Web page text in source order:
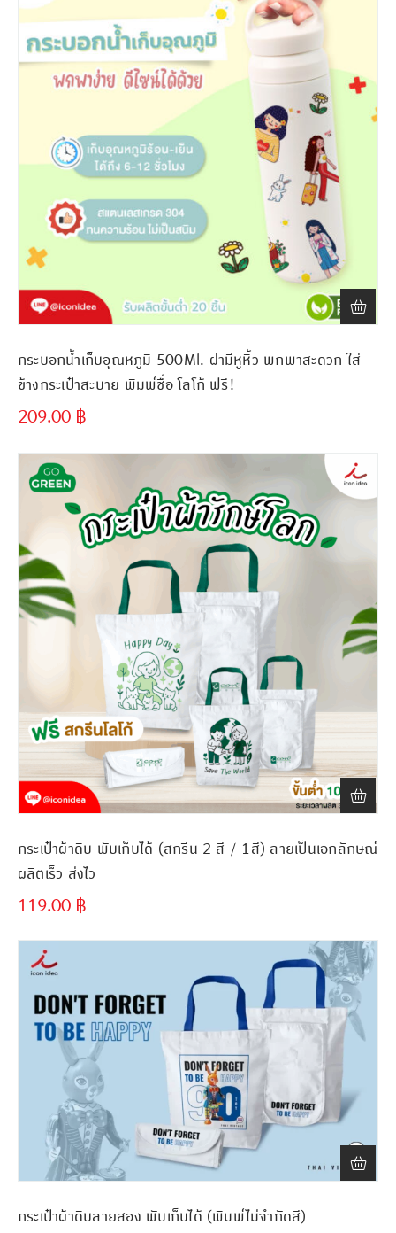
กระบอกน้ำเก็บอุณหภูมิ 500Ml. ฝามีหูหิ้ว พกพาสะดวก ใส่
ข้างกระเป๋าสะบาย พิมพ์ชื่อ โลโก้ ฟรี!
209.00 ฿
กระเป๋าผ้าดิบ พับเก็บได้ (สกรีน 2 สี / 1สี) ลายเป็นเอกลักษณ์
ผลิตเร็ว ส่งไว
119.00 ฿
กระเป๋าผ้าดิบลายสอง พับเก็บได้ (พิมพ์ไม่จำกัดสี)